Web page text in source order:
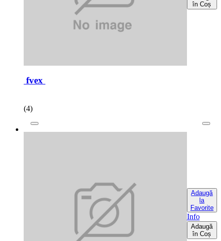
în Coș
fvex
(4)
Adaugă
la
Favorite
Info
Adaugă
în Coș